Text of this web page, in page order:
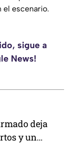
el escenario.
sigue a
News!
deja
y un